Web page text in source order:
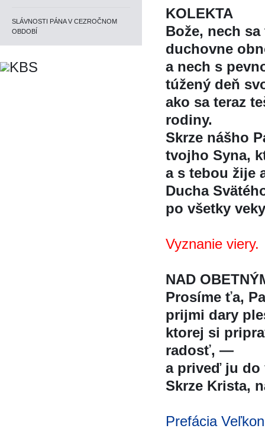
SLÁVNOSTI PÁNA V CEZROČNOM
OBDOBÍ
KOLEKTA
Bože, nech
duchovne
a nech s
túžený deň
ako sa teraz
rodiny.
Skrze nášho
tvojho Syna,
a s tebou žije
Ducha
po všetky
Vyznanie viery.
NAD
Prosíme ťa,
prijmi dary
ktorej si
radosť, —
a priveď ju do
Skrze Krista,
Prefácia